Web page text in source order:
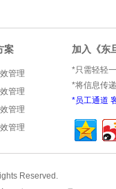
案
管理
管理
管理
管理
加入《东
*只需轻轻
*将信息传
*员工通道
Reserved.